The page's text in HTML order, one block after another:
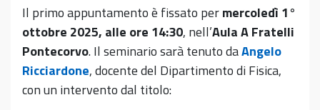
Il primo appuntamento è fissato permercoledì 1°
ottobre 2025, alle ore 14:30, nell’Aula A Fratelli
Pontecorvo. Il seminario sarà tenuto daAngelo
Ricciardone, docente del Dipartimento di Fisica,
con un intervento dal titolo: